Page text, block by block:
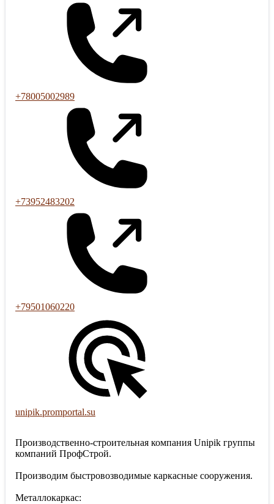
+78005002989
+73952483202
+79501060220
unipik.promportal.su
Производственно-строительная компания Unipik группы
компаний ПрофСтрой.
Производим быстровозводимые каркасные сооружения.
Металлокаркас: